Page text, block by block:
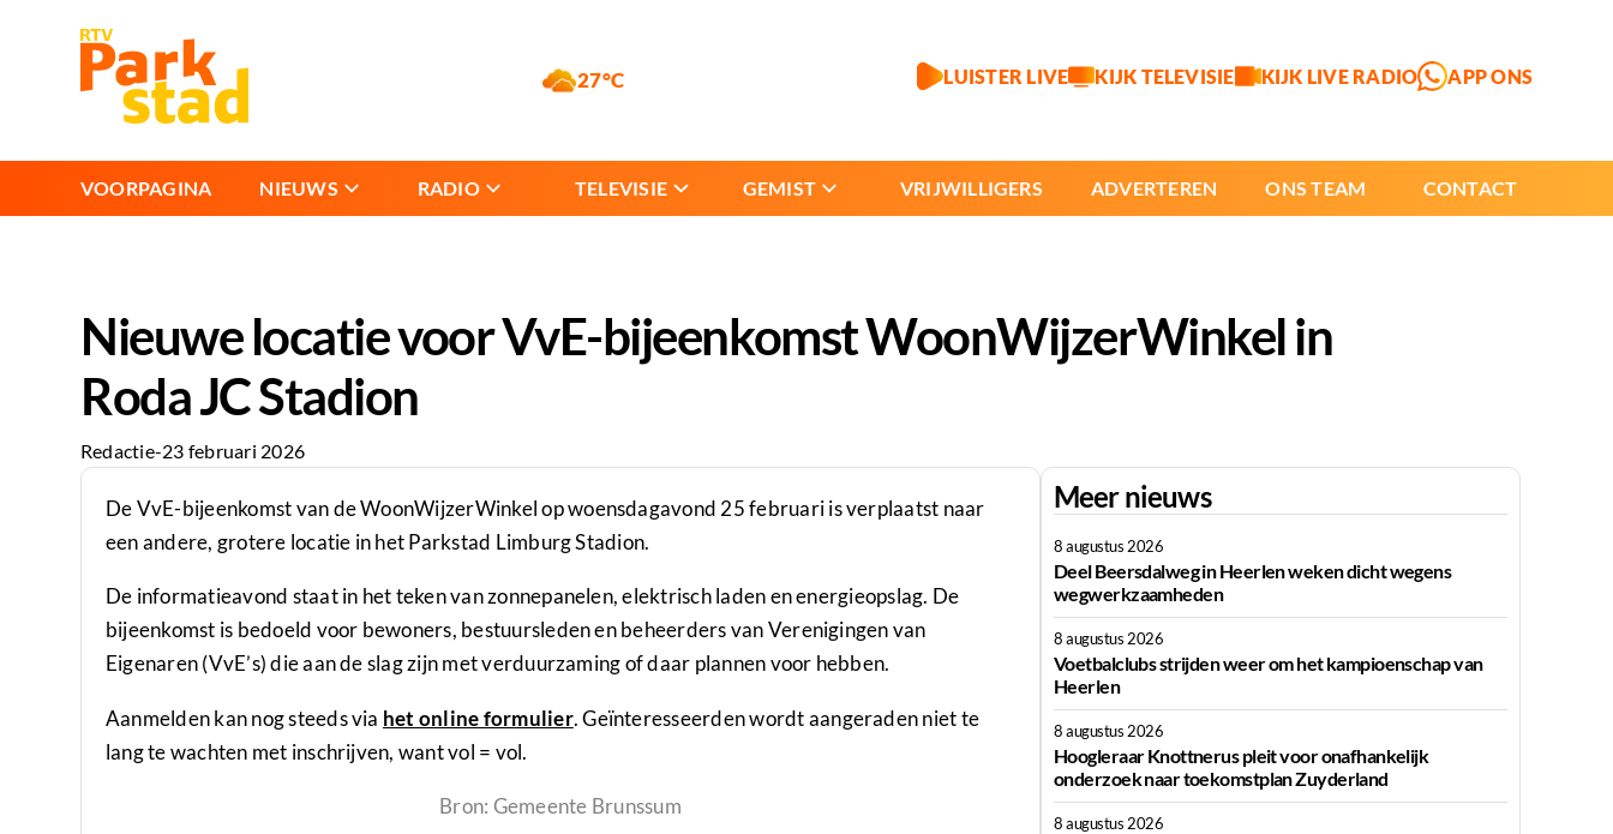
27°C LUISTER LIVE KIJK TELEVISIE KIJK LIVE RADIO APP ONS
VOORPAGINA NIEUWS RADIO TELEVISIE GEMIST VRIJWILLIGERS ADVERTEREN ONS TEAM CONTACT
Nieuwe locatie voor VvE-bijeenkomst WoonWijzerWinkel in
Roda JC Stadion
Redactie-23 februari 2026
De VvE-bijeenkomst van de WoonWijzerWinkel op woensdagavond 25 februari is verplaatst naar
een andere, grotere locatie in hetParkstad Limburg Stadion.
De informatieavond staat in het teken van zonnepanelen, elektrisch laden en energieopslag. De
bijeenkomst is bedoeld voor bewoners, bestuursleden en beheerders van Verenigingen van
Eigenaren (VvE’s) die aan de slag zijn met verduurzaming of daar plannen voor hebben.
Aanmelden kan nog steeds via het online formulier. Geïnteresseerden wordt aangeraden niet te
lang te wachten met inschrijven, want vol = vol.
Bron: Gemeente Brunssum
Meer nieuws
8 augustus 2026
Deel Beersdalweg in Heerlen weken dicht wegens
wegwerkzaamheden
8 augustus 2026
Voetbalclubs strijden weer om het kampioenschap van
Heerlen
8 augustus 2026
Hoogleraar Knottnerus pleit voor onafhankelijk
onderzoek naar toekomstplan Zuyderland
8 augustus 2026